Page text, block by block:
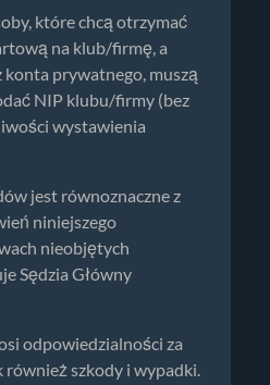
które chcą otrzymać
na klub/firmę, a
prywatnego, muszą
NIP klubu/firmy (bez
wystawienia
jest równoznaczne z
niniejszego
nieobjętych
Sędzia Główny
odpowiedzialności za
również szkody i wypadki.